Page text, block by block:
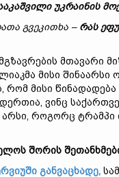
უკრაინის
გვეკითხა – რას
მთავარი
მისი შინაარსი
მისი
ვინც
როგორც
შორის
განვაცხადე,